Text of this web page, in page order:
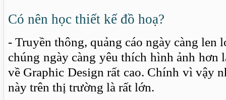
Có nên học thiết kế đồ hoạ?
- Truyền thông, quảng cáo ngày càng len
chúng ngày càng yêu thích hình ảnh hơn
về Graphic Design rất cao. Chính vì vậy
này trên thị trường là rất lớn.